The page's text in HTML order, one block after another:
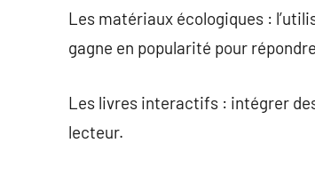
Les matériaux écologiques :
gagne en popularité pour
Les livres interactifs : intégrer
lecteur.